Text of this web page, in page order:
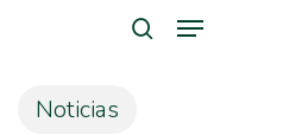
Menu
Noticias